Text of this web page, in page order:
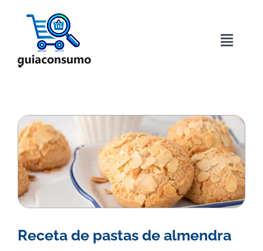
contenido
Toggle
Acerca de
Directorio
Blog
Contactar
Receta de pastas de almendra